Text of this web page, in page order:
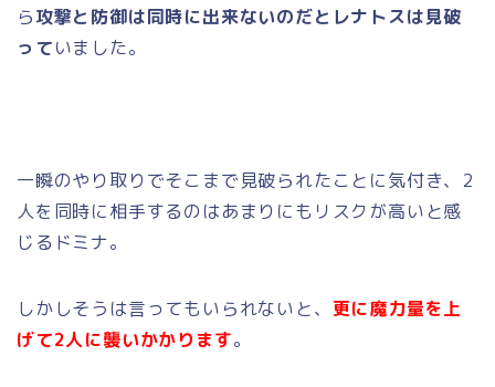
ら攻撃と防御は同時に出来ないのだとレナトスは見破
っていました。
一瞬のやり取りでそこまで見破られたことに気付き、2
人を同時に相手するのはあまりにもリスクが高いと感
じるドミナ。
しかしそうは言ってもいられないと、 更に魔力量を上
げて2人に襲いかかります。